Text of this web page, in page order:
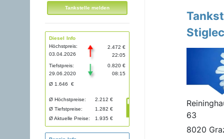
Tankstelle melden
Diesel Info
Höchstpreis:
03.04.2026
2.472 €
22:05
Tiefstpreis:
29.06.2020
0.820 €
08:15
Ø 1.646 €
Ø Höchstpreise:
Ø Tiefstpreise:
Ø Aktuelle Preise:
2.212 €
1.282 €
1.935 €
63
8020